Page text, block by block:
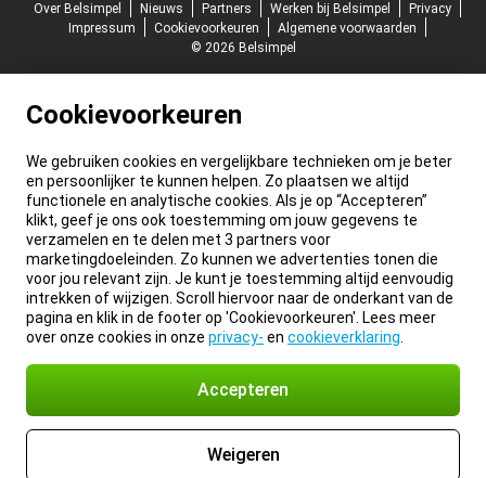
Over Belsimpel
Nieuws Partners Werken bij Belsimpel
Privacy
Impressum
Cookievoorkeuren
Algemene voorwaarden
© 2026 Belsimpel
Cookievoorkeuren
We gebruiken cookies en vergelijkbare technieken om je beter
en persoonlijker te kunnen helpen. Zo plaatsen we altijd
functionele en analytische cookies. Als je op “Accepteren”
klikt, geef je ons ook toestemming om jouw gegevens te
verzamelen en te delen met 3 partners voor
marketingdoeleinden. Zo kunnen we advertenties tonen die
voor jou relevant zijn. Je kunt je toestemming altijd eenvoudig
intrekken of wijzigen. Scroll hiervoor naar de onderkant van de
pagina en klik in de footer op 'Cookievoorkeuren'. Lees meer
over onze cookies in onze privacy- en cookieverklaring
Accepteren
Weigeren